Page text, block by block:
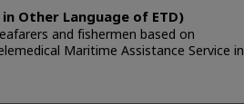
Other Language of ETD)
and fishermen based on
Maritime Assistance Service in